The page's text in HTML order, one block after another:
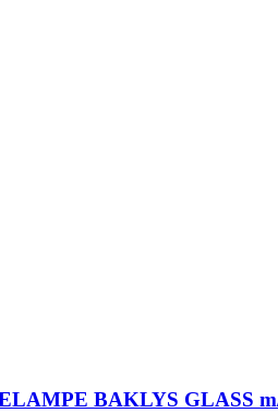
BAKLYS GLASS